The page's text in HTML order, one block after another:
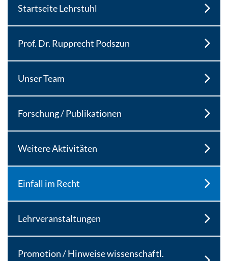
Startseite Lehrstuhl
Prof. Dr. Rupprecht Podszun
Unser Team
Forschung / Publikationen
Weitere Aktivitäten
Einfall im Recht
Lehrveranstaltungen
Promotion / Hinweise wissenschaftl.